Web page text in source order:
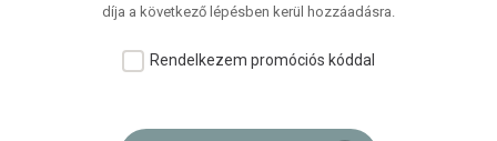
díja a következő lépésben kerül hozzáadásra.
Rendelkezem promóciós kóddal